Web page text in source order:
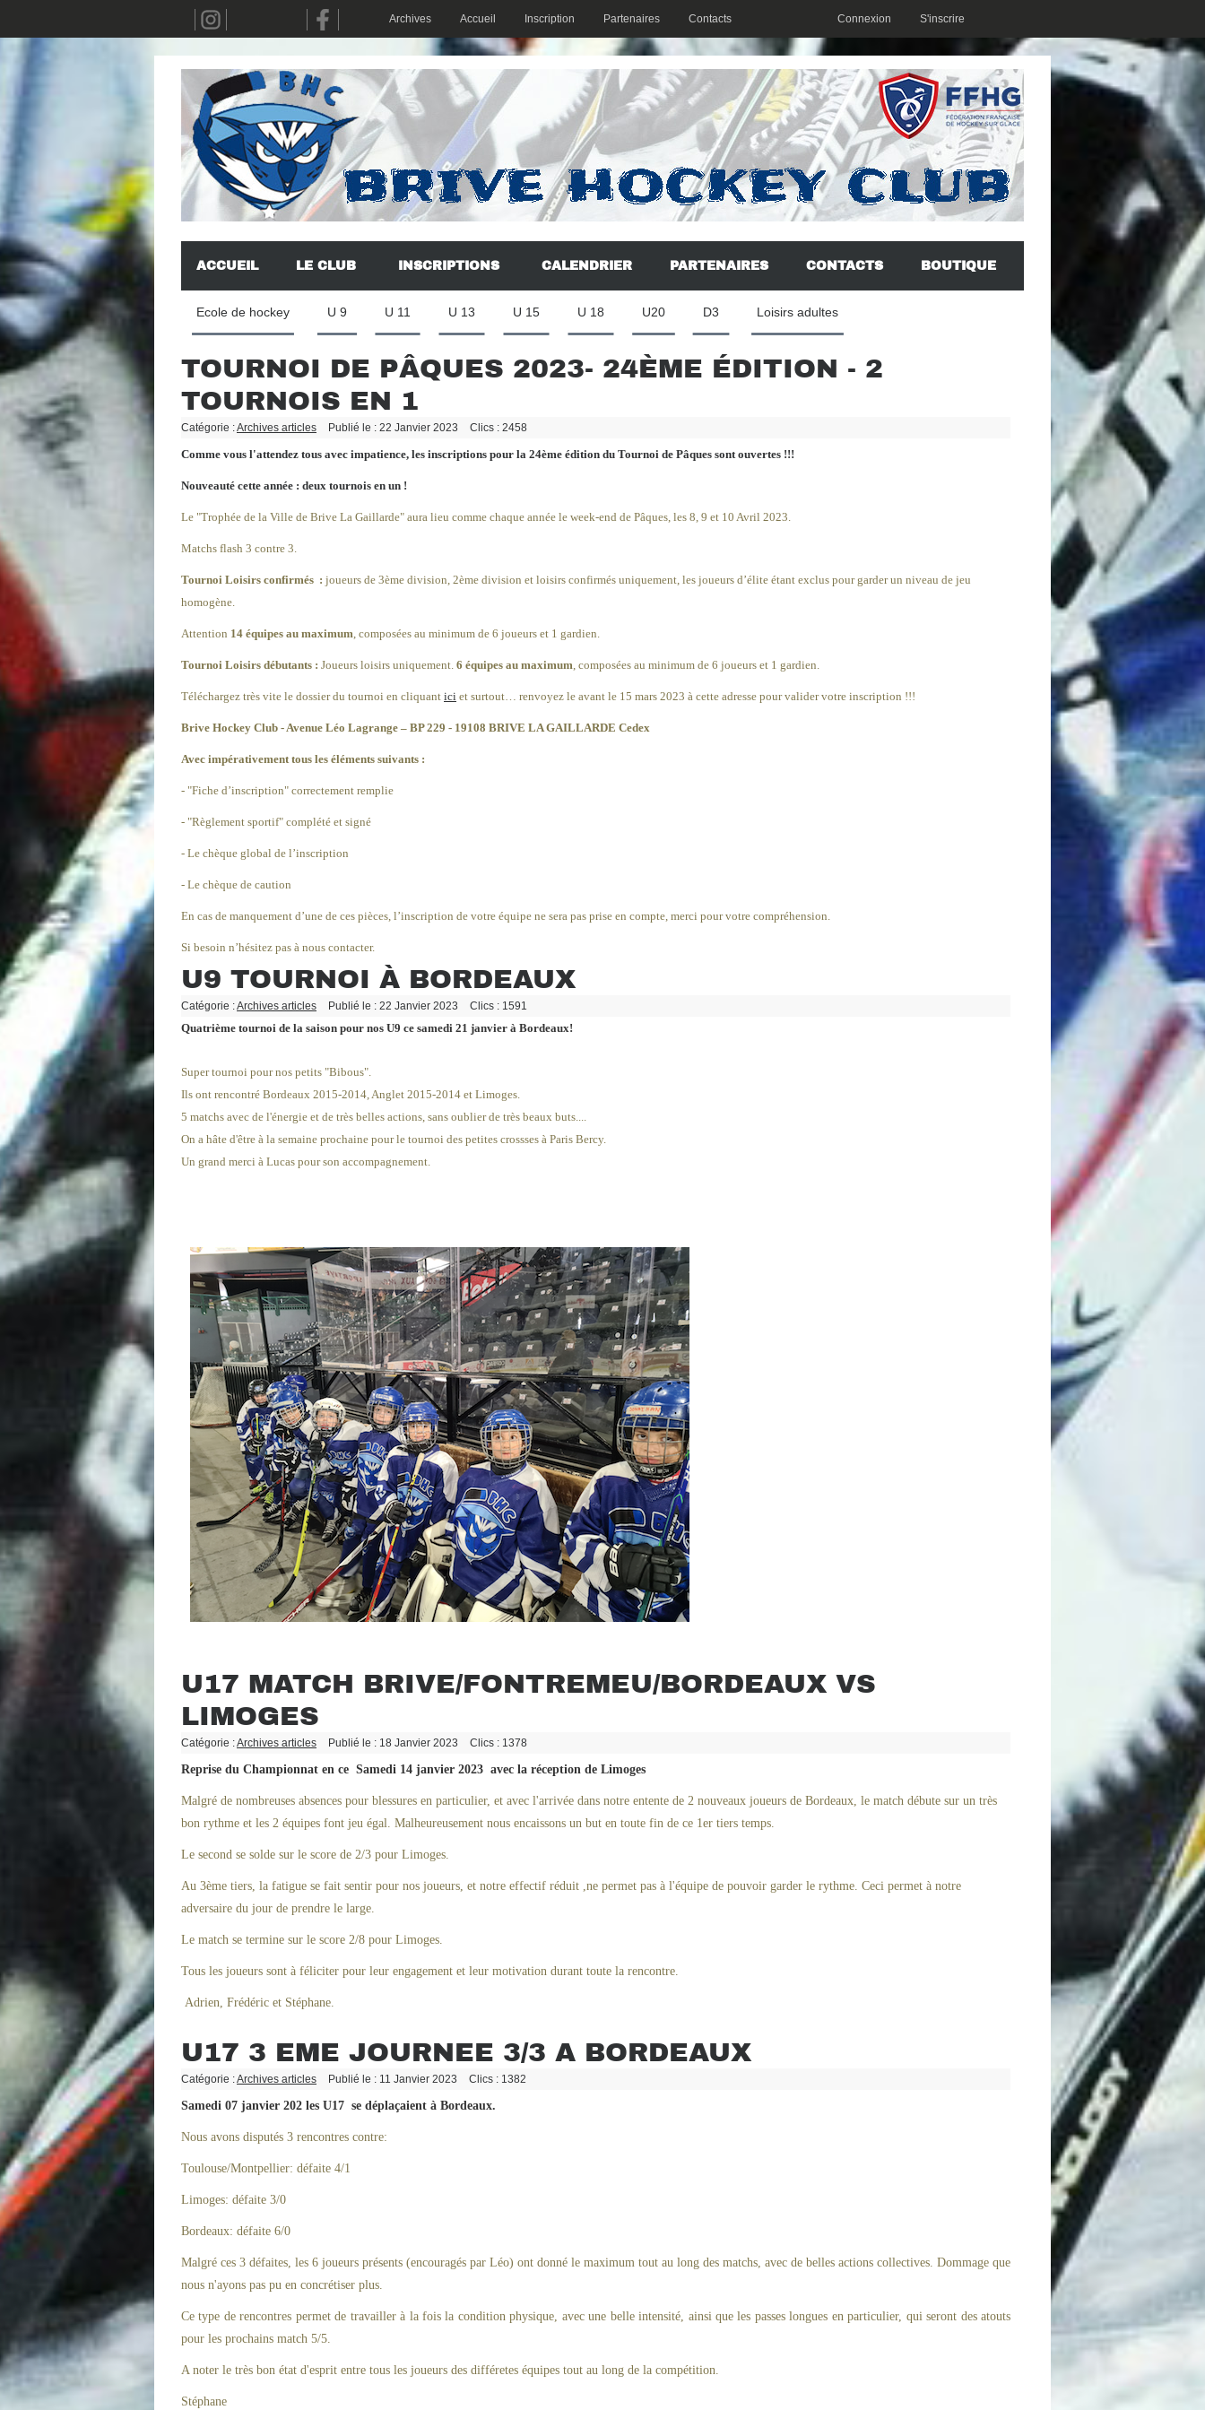
Archives Accueil Inscription Partenaires Contacts Connexion S'inscrire
ACCUEIL LE CLUB INSCRIPTIONS CALENDRIER PARTENAIRES CONTACTS BOUTIQUE
Ecole de hockey U 9 U 11 U 13 U 15 U 18 U20 D3 Loisirs adultes
TOURNOI DE PÂQUES 2023- 24ÈME ÉDITION - 2
TOURNOIS EN 1
Catégorie :Archives articles Publié le : 22 Janvier 2023 Clics : 2458
Comme vous l'attendez tous avec impatience, les inscriptions pour la 24ème édition du Tournoi de Pâques sont ouvertes !!!
Nouveauté cette année : deux tournois en un !
Le "Trophée de la Ville de Brive La Gaillarde" aura lieu comme chaque année le week-end de Pâques, les 8, 9 et 10 Avril 2023.
Matchs flash 3 contre 3.
Tournoi Loisirs confirmés : joueurs de 3ème division, 2ème division et loisirs confirmés uniquement, les joueurs d’élite étant exclus pour garder un niveau de jeu
homogène.
Attention 14 équipes au maximum, composées au minimum de 6 joueurs et 1 gardien.
Tournoi Loisirs débutants : Joueurs loisirs uniquement. 6 équipes au maximum, composées au minimum de 6 joueurs et 1 gardien.
Téléchargez très vite le dossier du tournoi en cliquant ici et surtout… renvoyez le avant le 15 mars 2023 à cette adresse pour valider votre inscription !!!
Brive Hockey Club - Avenue Léo Lagrange – BP 229 - 19108 BRIVE LA GAILLARDE Cedex
Avec impérativement tous les éléments suivants :
- "Fiche d’inscription" correctement remplie
- "Règlement sportif" complété et signé
- Le chèque global de l’inscription
- Le chèque de caution
En cas de manquement d’une de ces pièces, l’inscription de votre équipe ne sera pas prise en compte, merci pour votre compréhension.
Si besoin n’hésitez pas à nous contacter.
U9 TOURNOI À BORDEAUX
Catégorie :Archives articles Publié le : 22 Janvier 2023 Clics : 1591
Quatrième tournoi de la saison pour nos U9 ce samedi 21 janvier à Bordeaux!
Super tournoi pour nos petits "Bibous".
Ils ont rencontré Bordeaux 2015-2014, Anglet 2015-2014 et Limoges.
5 matchs avec de l'énergie et de très belles actions, sans oublier de très beaux buts....
On a hâte d'être à la semaine prochaine pour le tournoi des petites crossses à Paris Bercy.
Un grand merci à Lucas pour son accompagnement.
U17 MATCH BRIVE/FONTREMEU/BORDEAUX VS
LIMOGES
Catégorie :Archives articles Publié le : 18 Janvier 2023 Clics : 1378
Reprise du Championnat en ce Samedi 14 janvier 2023 avec la réception de Limoges
Malgré de nombreuses absences pour blessures en particulier, et avec l'arrivée dans notre entente de 2 nouveaux joueurs de Bordeaux, le match débute sur un très
bon rythme et les 2 équipes font jeu égal. Malheureusement nous encaissons un but en toute fin de ce 1er tiers temps.
Le second se solde sur le score de 2/3 pour Limoges.
Au 3ème tiers, la fatigue se fait sentir pour nos joueurs, et notre effectif réduit ,ne permet pas à l'équipe de pouvoir garder le rythme. Ceci permet à notre
adversaire du jour de prendre le large.
Le match se termine sur le score 2/8 pour Limoges.
Tous les joueurs sont à féliciter pour leur engagement et leur motivation durant toute la rencontre.
Adrien, Frédéric et Stéphane.
U17 3 EME JOURNEE 3/3 A BORDEAUX
Catégorie :Archives articles Publié le : 11 Janvier 2023 Clics : 1382
Samedi 07 janvier 202 les U17 se déplaçaient à Bordeaux.
Nous avons disputés 3 rencontres contre:
Toulouse/Montpellier: défaite 4/1
Limoges: défaite 3/0
Bordeaux: défaite 6/0
Malgré ces 3 défaites, les 6 joueurs présents (encouragés par Léo) ont donné le maximum tout au long des matchs, avec de belles actions collectives. Dommage que
nous n'ayons pas pu en concrétiser plus.
Ce type de rencontres permet de travailler à la fois la condition physique, avec une belle intensité, ainsi que les passes longues en particulier, qui seront des atouts
pour les prochains match 5/5.
A noter le très bon état d'esprit entre tous les joueurs des différetes équipes tout au long de la compétition.
Stéphane